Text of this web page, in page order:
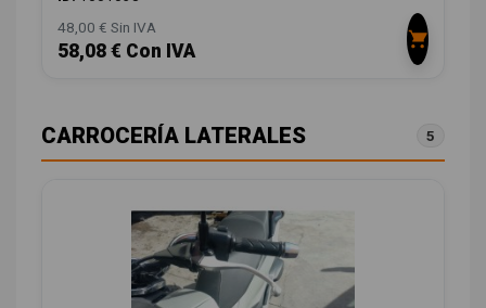
48,00 € Sin IVA
58,08 € Con IVA
CARROCERÍA LATERALES 5